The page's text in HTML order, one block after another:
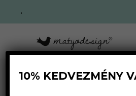
.
10% KEDVEZMÉNY